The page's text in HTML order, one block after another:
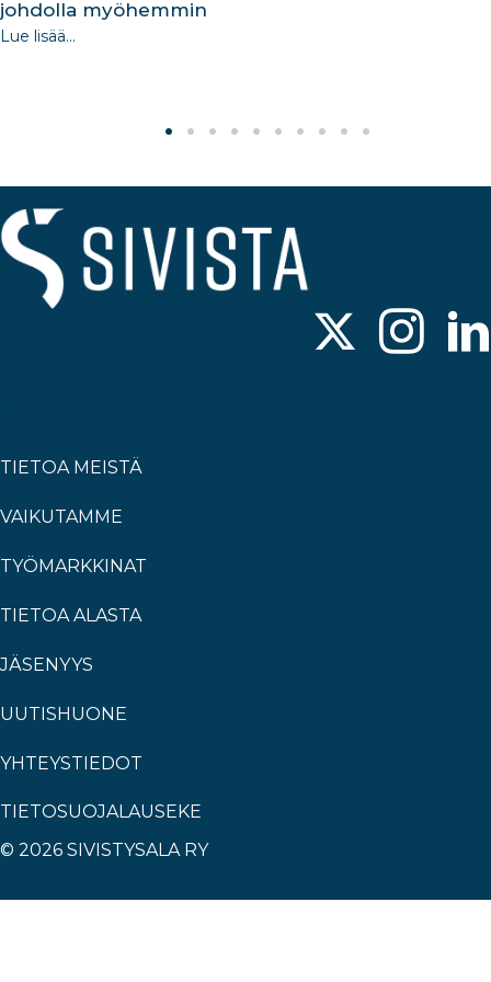
johdolla myöhemmin
Lue lisää...
TIETOA MEISTÄ
VAIKUTAMME
TYÖMARKKINAT
TIETOA ALASTA
JÄSENYYS
UUTISHUONE
YHTEYSTIEDOT
TIETOSUOJALAUSEKE
© 2026 SIVISTYSALA RY